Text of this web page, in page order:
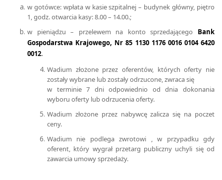
w gotówce: wpłata w kasie szpitalnej – budynek główny, piętro
1, godz. otwarcia kasy: 8.00 – 14.00.;
w pieniądzu – przelewem na konto sprzedającego Bank
Gospodarstwa Krajowego, Nr 85 1130 1176 0016 0104 6420
0012.
Wadium złożone przez oferentów, których oferty nie
zostały wybrane lub zostały odrzucone, zwraca się
w terminie 7 dni odpowiednio od dnia dokonania
wyboru oferty lub odrzucenia oferty.
Wadium złożone przez nabywcę zalicza się na poczet
ceny.
Wadium nie podlega zwrotowi , w przypadku gdy
oferent, który wygrał przetarg publiczny uchyli się od
zawarcia umowy sprzedaży.